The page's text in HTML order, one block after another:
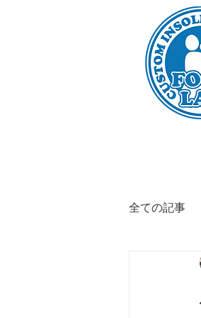
全ての記事